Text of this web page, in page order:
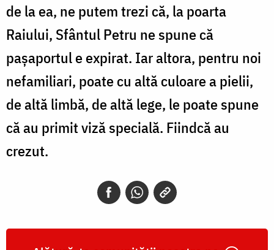
de la ea, ne putem trezi că, la poarta
Raiului, Sfântul Petru ne spune că
pașaportul e expirat. Iar altora, pentru noi
nefamiliari, poate cu altă culoare a pielii,
de altă limbă, de altă lege, le poate spune
că au primit viză specială. Fiindcă au
crezut.